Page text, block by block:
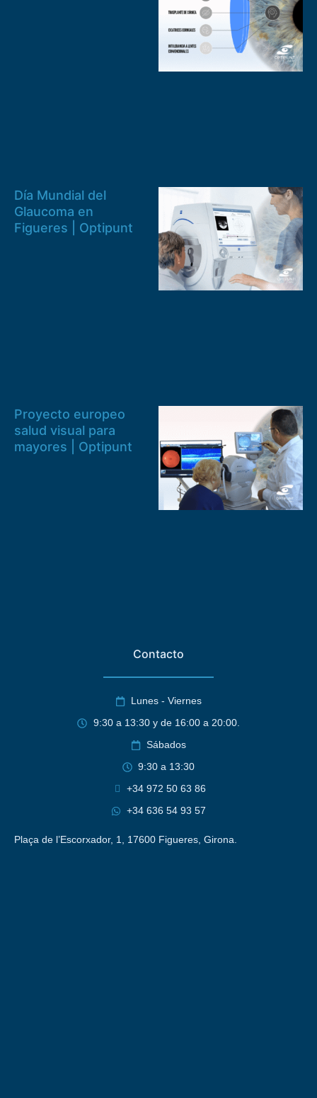
Día Mundial del
Glaucoma en
Figueres | Optipunt
Proyecto europeo
salud visual para
mayores | Optipunt
Contacto
Lunes - Viernes
9:30 a 13:30 y de 16:00 a 20:00.
Sábados
9:30 a 13:30
+34 972 50 63 86
+34 636 54 93 57
Plaça de l’Escorxador, 1, 17600 Figueres, Girona.